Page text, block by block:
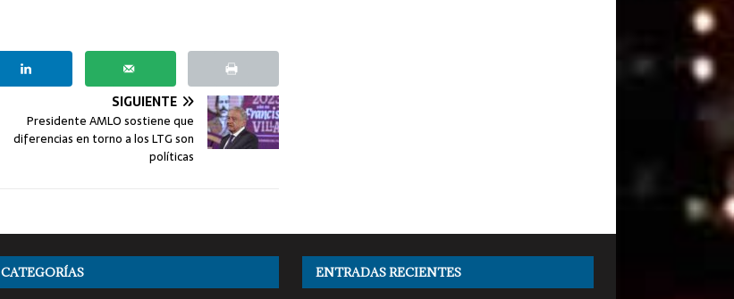
SIGUIENTE
Presidente AMLO sostiene que
diferencias en torno a los LTG son
políticas
CATEGORÍAS ENTRADAS RECIENTES